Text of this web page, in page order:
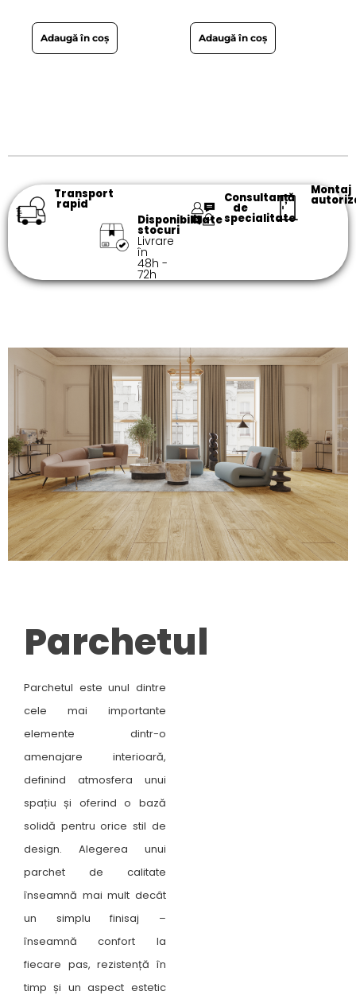
Adaugă în coș Adaugă în coș
Transport
rapid
Disponibilitate
stocuri
Livrare
în
48h -
72h​
Consultanță
de
specialitate​
Montaj
Parchetul
Parchetul este unul dintre
cele mai importante
elemente dintr-o
amenajare interioară,
definind atmosfera unui
spațiu și oferind o bază
solidă pentru orice stil de
design. Alegerea unui
parchet de calitate
înseamnă mai mult decât
un simplu finisaj –
înseamnă confort la
fiecare pas, rezistență în
timp și un aspect estetic